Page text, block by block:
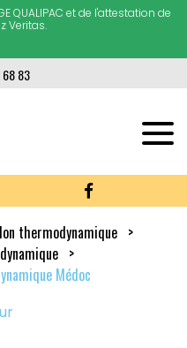
QUALIPAC et de l'attestation de
Veritas.
83
thermodynamique
Médoc